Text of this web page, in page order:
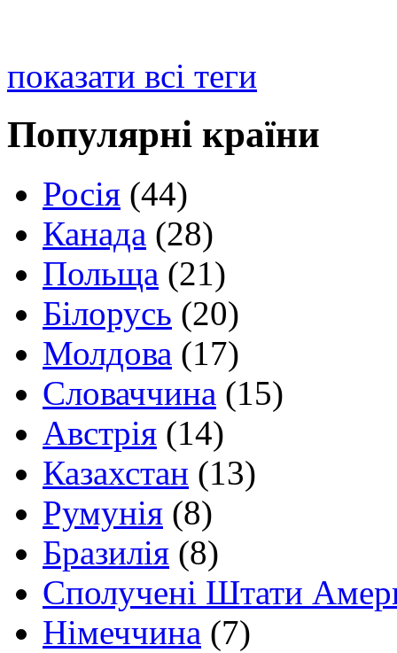
показати всі теги
Популярні країни
Росія (44)
Канада (28)
Польща (21)
Білорусь (20)
Молдова (17)
Словаччина (15)
Австрія (14)
Казахстан (13)
Румунія (8)
Бразилія (8)
Сполучені Штати
Німеччина (7)